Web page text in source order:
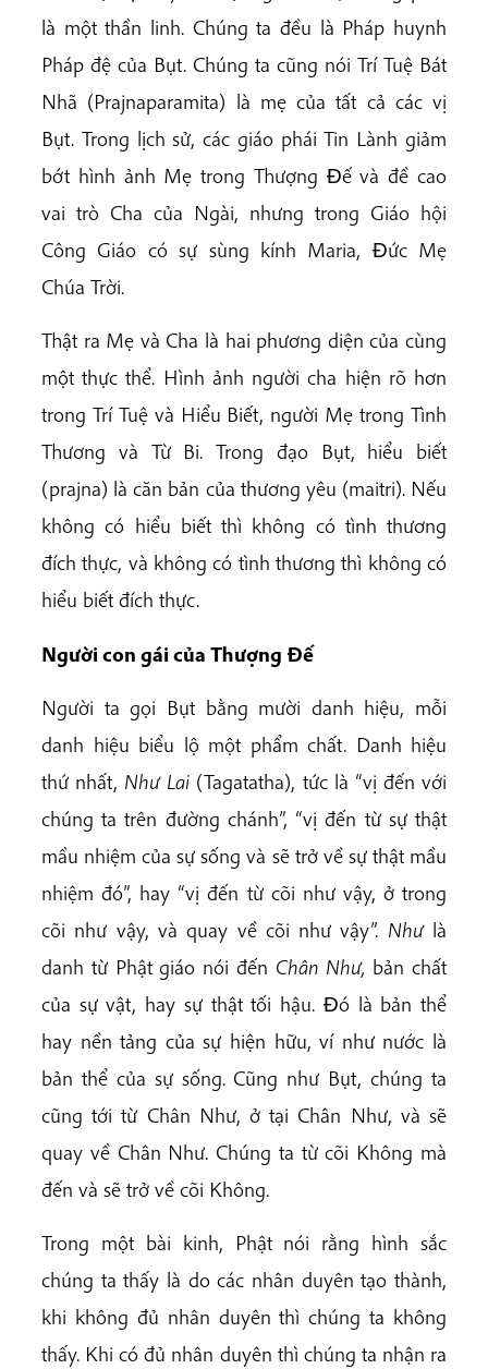
là một thần linh. Chúng ta đều là Pháp huynh
Pháp đệ của Bụt. Chúng ta cũng nói Trí Tuệ Bát
Nhã (Prajnaparamita) là mẹ của tất cả các vị
Bụt. Trong lịch sử, các giáo phái Tin Lành giảm
bớt hình ảnh Mẹ trong Thượng Ðế và đề cao
vai trò Cha của Ngài, nhưng trong Giáo hội
Công Giáo có sự sùng kính Maria, Ðức Mẹ
Chúa Trời.
Thật ra Mẹ và Cha là hai phương diện của cùng
một thực thể. Hình ảnh người cha hiện rõ hơn
trong Trí Tuệ và Hiểu Biết, người Mẹ trong Tình
Thương và Từ Bi. Trong đạo Bụt, hiểu biết
(prajna) là căn bản của thương yêu (maitri). Nếu
không có hiểu biết thì không có tình thương
đích thực, và không có tình thương thì không có
hiểu biết đích thực.
Người con gái của Thượng Ðế
Người ta gọi Bụt bằng mười danh hiệu, mỗi
danh hiệu biểu lộ một phẩm chất. Danh hiệu
thứ nhất, Như Lai (Tagatatha), tức là “vị đến với
chúng ta trên đường chánh”, “vị đến từ sự thật
mầu nhiệm của sự sống và sẽ trở về sự thật mầu
nhiệm đó”, hay “vị đến từ cõi như vậy, ở trong
cõi như vậy, và quay về cõi như vậy”. Như là
danh từ Phật giáo nói đến Chân Như, bản chất
của sự vật, hay sự thật tối hậu. Ðó là bản thể
hay nền tảng của sự hiện hữu, ví như nước là
bản thể của sự sống. Cũng như Bụt, chúng ta
cũng tới từ Chân Như, ở tại Chân Như, và sẽ
quay về Chân Như. Chúng ta từ cõi Không mà
đến và sẽ trở về cõi Không.
Trong một bài kinh, Phật nói rằng hình sắc
chúng ta thấy là do các nhân duyên tạo thành,
khi không đủ nhân duyên thì chúng ta không
thấy. Khi có đủ nhân duyên thì chúng ta nhận ra